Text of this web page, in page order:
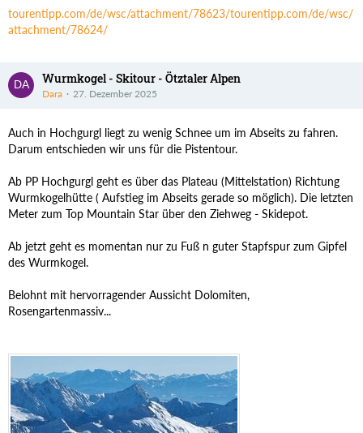
tourentipp.com/de/wsc/attachment/78623/tourentipp.com/de/wsc/
attachment/78624/
Wurmkogel - Skitour - Ötztaler Alpen
Dara 27. Dezember 2025
Auch in Hochgurgl liegt zu wenig Schnee um im Abseits zu fahren.
Darum entschieden wir uns für die Pistentour.
Ab PP Hochgurgl geht es über das Plateau (Mittelstation) Richtung
Wurmkogelhütte ( Aufstieg im Abseits gerade so möglich). Die letzten
Meter zum Top Mountain Star über den Ziehweg - Skidepot.
Ab jetzt geht es momentan nur zu Fuß n guter Stapfspur zum Gipfel
des Wurmkogel.
Belohnt mit hervorragender Aussicht Dolomiten,
Rosengartenmassiv...